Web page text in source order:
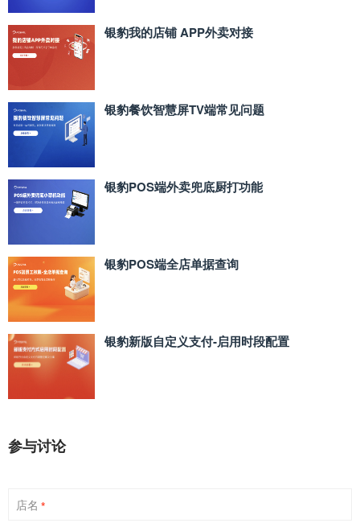
银豹我的店铺 APP外卖对接
银豹餐饮智慧屏TV端常见问题
银豹POS端外卖兜底厨打功能
银豹POS端全店单据查询
银豹新版自定义支付‑启用时段配置
参与讨论
店名 *